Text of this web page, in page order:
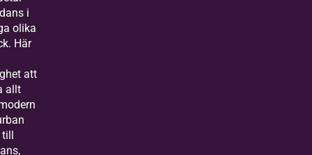
i
olika
Här
att
allt
till